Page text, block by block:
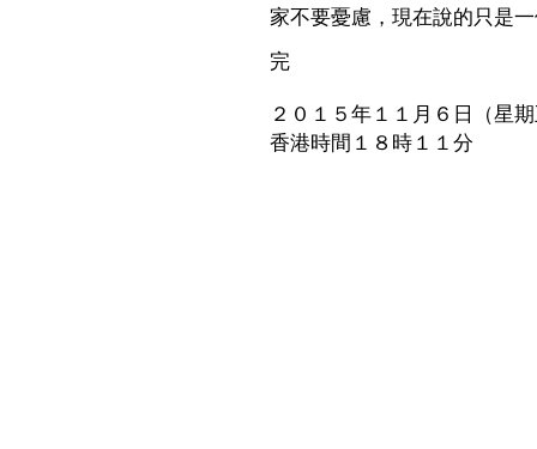
家不要憂慮，現在說的只是
完
２０１５年１１月６日（星
香港時間１８時１１分